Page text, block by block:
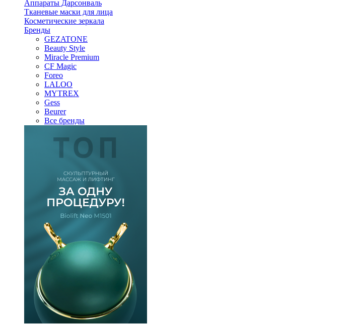
Аппараты Дарсонваль
Тканевые маски для лица
Косметические зеркала
Бренды
GEZATONE
Beauty Style
Miracle Premium
CF Magic
Foreo
LALOO
MYTREX
Gess
Beurer
Все бренды